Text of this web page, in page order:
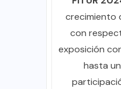
crecimiento
con
exposición
hasta